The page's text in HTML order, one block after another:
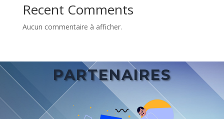
Recent Comments
Aucun commentaire à afficher.
PARTENAIRES